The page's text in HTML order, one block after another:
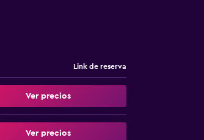
Link de reserva
Ver precios
Ver precios